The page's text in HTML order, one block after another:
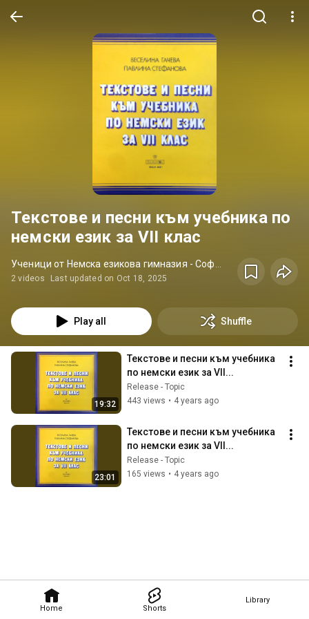
Home Shorts
Library
Текстове и песни към учебника по
немски език за VII клас
Ученици от Немска езикова гимназия - София, Р. Боон, И. Рихтер, К. Щегер • Album
2 videos
Last updated on Oct 18, 2025
Play all Shuffle
19:32
Текстове и песни към учебника
по немски език за VII...
Release - Topic
443 views • 4 years ago
23:01
Текстове и песни към учебника
по немски език за VII...
Release - Topic
165 views • 4 years ago